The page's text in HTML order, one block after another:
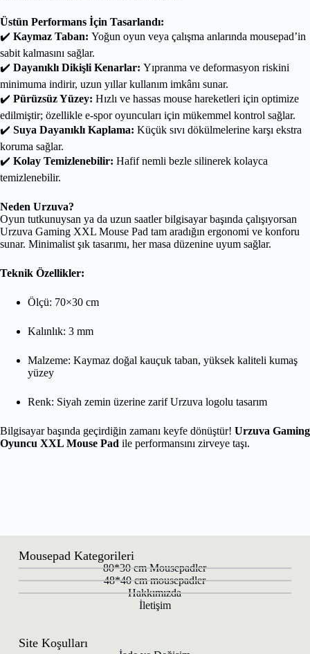
Üstün Performans İçin Tasarlandı:
✔️ Kaymaz Taban: Yoğun oyun veya çalışma anlarında mousepad’in
sabit kalmasını sağlar.
✔️ Dayanıklı Dikişli Kenarlar: Yıpranma ve deformasyon riskini
minimuma indirir, uzun yıllar kullanım imkânı sunar.
✔️ Pürüzsüz Yüzey: Hızlı ve hassas mouse hareketleri için optimize
edilmiştir; özellikle e-spor oyuncuları için mükemmel kontrol sağlar.
✔️ Suya Dayanıklı Kaplama: Küçük sıvı dökülmelerine karşı ekstra
koruma sağlar.
✔️ Kolay Temizlenebilir: Hafif nemli bezle silinerek kolayca
temizlenebilir.
Neden Urzuva?
Oyun tutkunuysan ya da uzun saatler bilgisayar başında çalışıyorsan
Urzuva Gaming XXL Mouse Pad tam aradığın ergonomi ve konforu
sunar. Minimalist şık tasarımı, her masa düzenine uyum sağlar.
Teknik Özellikler:
Ölçü: 70×30 cm
Kalınlık: 3 mm
Malzeme: Kaymaz doğal kauçuk taban, yüksek kaliteli kumaş
yüzey
Renk: Siyah zemin üzerine zarif Urzuva logolu tasarım
Bilgisayar başında geçirdiğin zamanı keyfe dönüştür! Urzuva Gaming
Oyuncu XXL Mouse Pad ile performansını zirveye taşı.
Mousepad Kategorileri
80*30 cm Mousepadler
48*40 cm mousepadler
Hakkımızda
İletişim
Site Koşulları